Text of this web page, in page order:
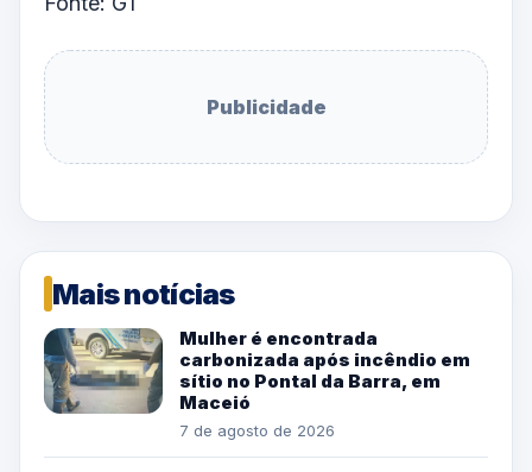
Publicidade
Mais notícias
Mulher é encontrada
carbonizada após incêndio em
sítio no Pontal da Barra, em
Maceió
7 de agosto de 2026